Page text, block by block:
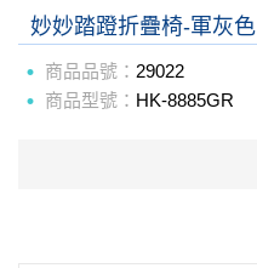
妙妙踏蹬折疊椅-軍灰色
商品品號： 29022
商品型號： HK-8885GR